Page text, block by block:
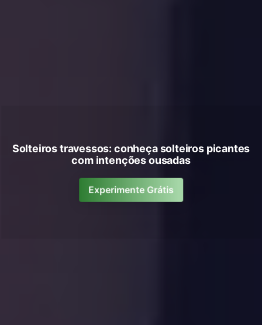
Solteiros travessos: conheça solteiros picantes
com intenções ousadas
Experimente Grátis